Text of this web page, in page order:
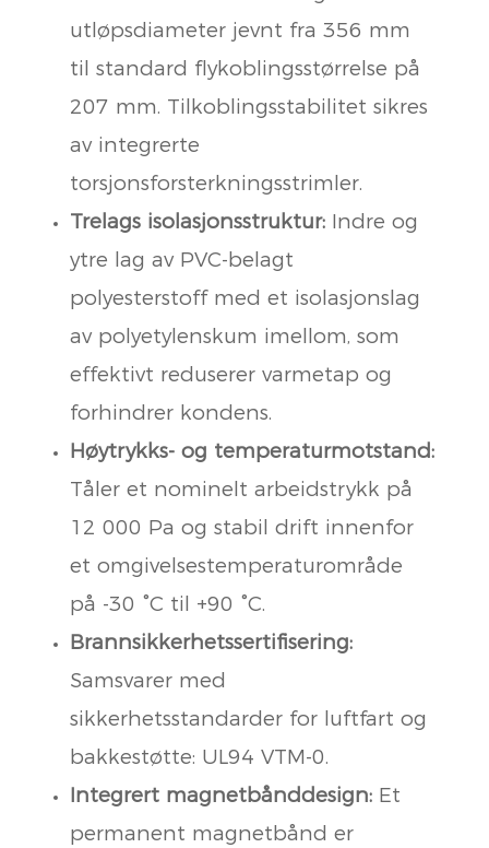
utløpsdiameter jevnt fra 356 mm
til standard flykoblingsstørrelse på
207 mm. Tilkoblingsstabilitet sikres
av integrerte
torsjonsforsterkningsstrimler.
Trelags isolasjonsstruktur:Indre og
ytre lag av PVC-belagt
polyesterstoff med et isolasjonslag
av polyetylenskum imellom, som
effektivt reduserer varmetap og
forhindrer kondens.
Høytrykks- og temperaturmotstand:
Tåler et nominelt arbeidstrykk på
12 000 Pa og stabil drift innenfor
et omgivelsestemperaturområde
på -30 °C til +90 °C.
Brannsikkerhetssertifisering:
Samsvarer med
sikkerhetsstandarder for luftfart og
bakkestøtte: UL94 VTM-0.
Integrert magnetbånddesign:Et
permanent magnetbånd er